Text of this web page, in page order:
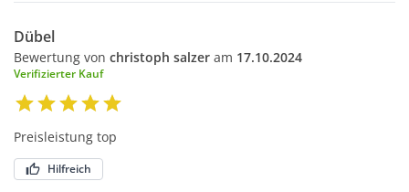
Dübel
Bewertung von christoph salzer am 17.10.2024
Verifizierter Kauf
Preisleistung top
Hilfreich